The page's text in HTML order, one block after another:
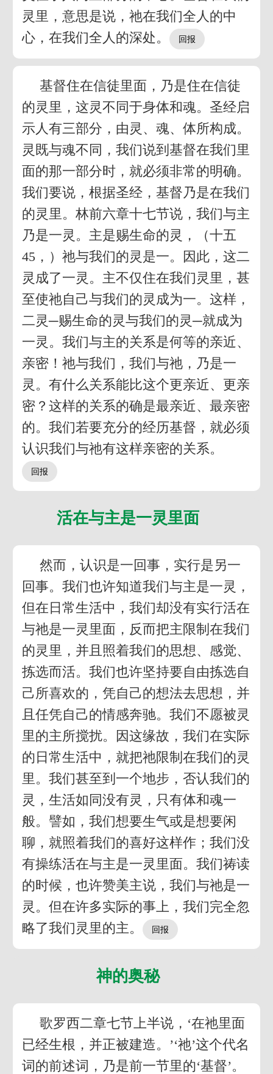
灵里，意思是说，祂在我们全人的中
心，在我们全人的深处。
基督住在信徒里面，乃是住在信徒
的灵里，这灵不同于身体和魂。圣经启
示人有三部分，由灵、魂、体所构成。
灵既与魂不同，我们说到基督在我们里
面的那一部分时，就必须非常的明确。
我们要说，根据圣经，基督乃是在我们
的灵里。林前六章十七节说，我们与主
乃是一灵。主是赐生命的灵，（十五
45，）祂与我们的灵是一。因此，这二
灵成了一灵。主不仅住在我们灵里，甚
至使祂自己与我们的灵成为一。这样，
二灵─赐生命的灵与我们的灵─就成为
一灵。我们与主的关系是何等的亲近、
亲密！祂与我们，我们与祂，乃是一
灵。有什么关系能比这个更亲近、更亲
密？这样的关系的确是最亲近、最亲密
的。我们若要充分的经历基督，就必须
认识我们与祂有这样亲密的关系。
活在与主是一灵里面
然而，认识是一回事，实行是另一
回事。我们也许知道我们与主是一灵，
但在日常生活中，我们却没有实行活在
与祂是一灵里面，反而把主限制在我们
的灵里，并且照着我们的思想、感觉、
拣选而活。我们也许坚持要自由拣选自
己所喜欢的，凭自己的想法去思想，并
且任凭自己的情感奔驰。我们不愿被灵
里的主所搅扰。因这缘故，我们在实际
的日常生活中，就把祂限制在我们的灵
里。我们甚至到一个地步，否认我们的
灵，生活如同没有灵，只有体和魂一
般。譬如，我们想要生气或是想要闲
聊，就照着我们的喜好这样作；我们没
有操练活在与主是一灵里面。我们祷读
的时候，也许赞美主说，我们与祂是一
灵。但在许多实际的事上，我们完全忽
略了我们灵里的主。
神的奥秘
歌罗西二章七节上半说，‘在祂里面
已经生根，并正被建造。’‘祂’这个代名
词的前述词，乃是前一节里的‘基督’。